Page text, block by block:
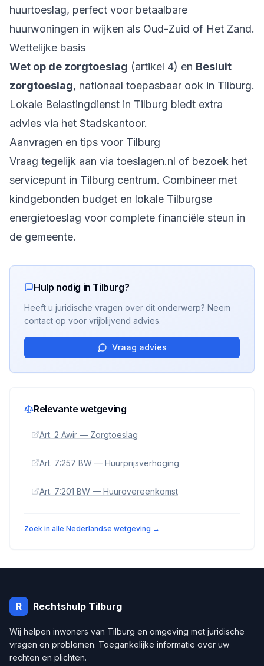
huurtoeslag, perfect voor betaalbare
huurwoningen in wijken als Oud-Zuid of Het Zand.
Wettelijke basis
Wet op de zorgtoeslag (artikel 4) en Besluit
zorgtoeslag, nationaal toepasbaar ook in Tilburg.
Lokale Belastingdienst in Tilburg biedt extra
advies via het Stadskantoor.
Aanvragen en tips voor Tilburg
Vraag tegelijk aan via toeslagen.nl of bezoek het
servicepunt in Tilburg centrum. Combineer met
kindgebonden budget en lokale Tilburgse
energietoeslag voor complete financiële steun in
de gemeente.
Hulp nodig in Tilburg?
Heeft u juridische vragen over dit onderwerp? Neem
contact op voor vrijblijvend advies.
Vraag advies
Relevante wetgeving
Art. 2 Awir — Zorgtoeslag
Art. 7:257 BW — Huurprijsverhoging
Art. 7:201 BW — Huurovereenkomst
Zoek in alle Nederlandse wetgeving →
R Rechtshulp Tilburg
Wij helpen inwoners van Tilburg en omgeving met juridische
vragen en problemen. Toegankelijke informatie over uw
rechten en plichten.